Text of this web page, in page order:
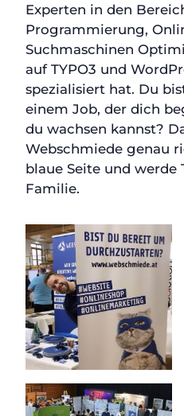
Experten in den
Programmierung,
Suchmaschinen
auf TYPO3 und
spezialisiert hat. Du
einem Job, der dich
du wachsen kannst?
Webschmiede genau
blaue Seite und werde
Familie.